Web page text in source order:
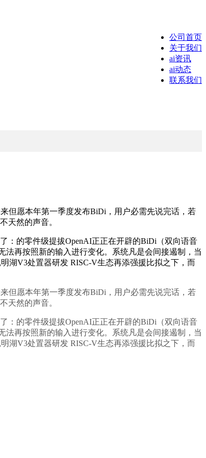
公司首页
关于我们
ai资讯
ai动态
联系我们
但愿本年第一季度发布BiDi，用户必需先说完话，若
天然的声音。
的零件级提拔OpenAI正正在开辟的BiDi（双向语音
再按照新的输入进行变化。系统凡是会间接遏制，当
湖V3处置器研发 RISC-V生态再添强援比拟之下，而
但愿本年第一季度发布BiDi，用户必需先说完话，若
天然的声音。
的零件级提拔OpenAI正正在开辟的BiDi（双向语音
再按照新的输入进行变化。系统凡是会间接遏制，当
湖V3处置器研发 RISC-V生态再添强援比拟之下，而